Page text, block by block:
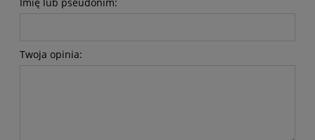
Imię lub pseudonim:
Twoja opinia: